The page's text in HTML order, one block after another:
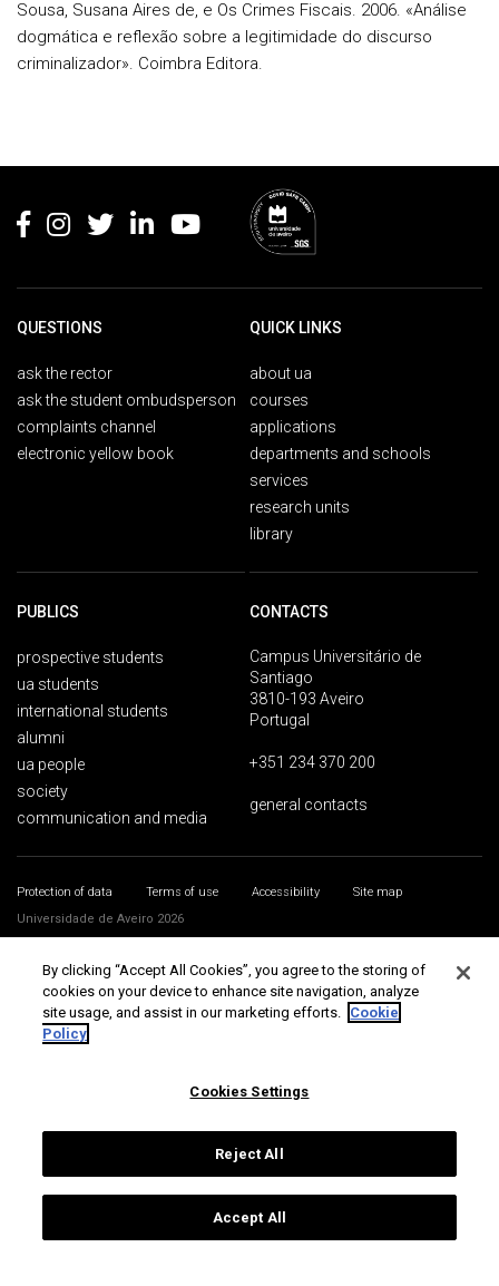
Sousa, Susana Aires de, e Os Crimes Fiscais. 2006. «Análise
dogmática e reflexão sobre a legitimidade do discurso
criminalizador». Coimbra Editora.
QUESTIONS
ask the rector
ask the student ombudsperson
complaints channel
electronic yellow book
QUICK LINKS
about ua
courses
applications
departments and schools
services
research units
library
PUBLICS
prospective students
ua students
international students
alumni
ua people
society
communication and media
CONTACTS
Campus Universitário de
Santiago
3810-193 Aveiro
Portugal
+351 234 370 200
general contacts
Protection of data Terms of use Accessibility
Site map
Universidade de Aveiro 2026
By clicking “Accept All Cookies”, you agree to the storing of
cookies on your device to enhance site navigation, analyze
site usage, and assist in our marketing efforts. Cookie
Policy
Cookies Settings
Reject All
Accept All